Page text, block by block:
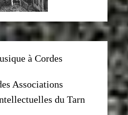
à Cordes
Associations
du Tarn